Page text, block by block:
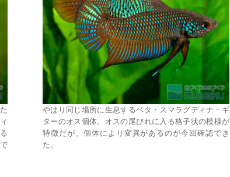
やはり同じ場所に生息するベタ・スマラグディナ・ギ
ターのオス個体。オスの尾びれに入る格子状の模様が
特徴だが、個体により変異があるのが今回確認でき
た。